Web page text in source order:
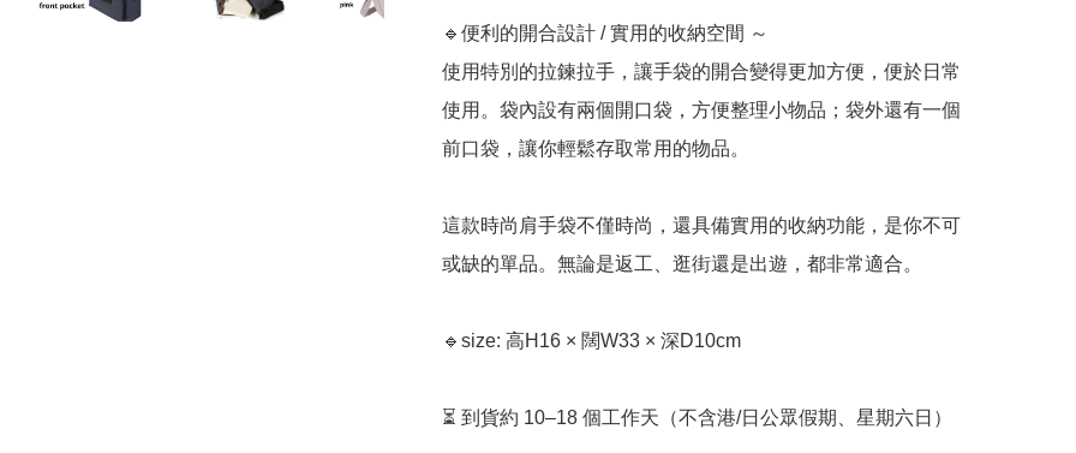
🔹便利的開合設計 / 實用的收納空間 ～
使用特別的拉鍊拉手，讓手袋的開合變得更加方便，便於日常
使用。袋內設有兩個開口袋，方便整理小物品；袋外還有一個
前口袋，讓你輕鬆存取常用的物品。
這款時尚肩手袋不僅時尚，還具備實用的收納功能，是你不可
或缺的單品。無論是返工、逛街還是出遊，都非常適合。
🔹size: 高H16 × 闊W33 × 深D10cm
⏳ 到貨約 10–18 個工作天（不含港/日公眾假期、星期六日）